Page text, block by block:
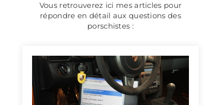
Vous retrouverez ici mes articles pour
répondre en détail aux questions des
porschistes :